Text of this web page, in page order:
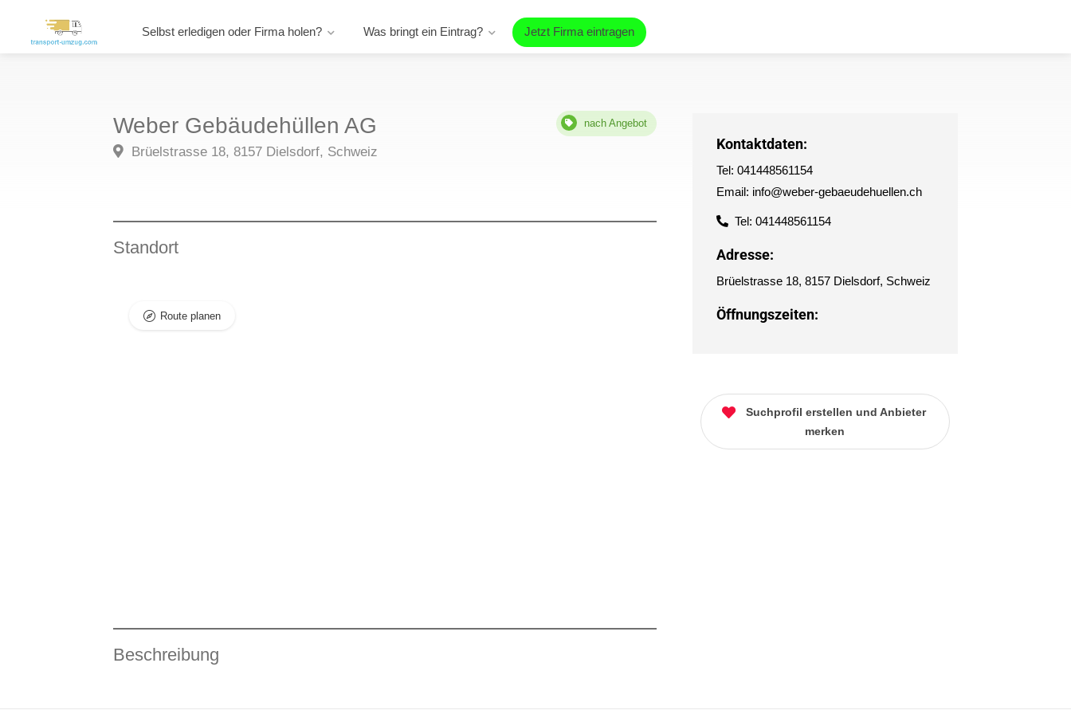
Selbst erledigen oder Firma holen? Was bringt ein Eintrag? Jetzt Firma eintragen
Weber Gebäudehüllen AG nach Angebot
Brüelstrasse 18, 8157 Dielsdorf, Schweiz
Standort
Route planen
Beschreibung
Kontaktdaten:
Tel: 041448561154
Email: info@weber-gebaeudehuellen.ch
Tel: 041448561154
Adresse:
Brüelstrasse 18, 8157 Dielsdorf, Schweiz
Öffnungszeiten:
Suchprofil erstellen und Anbieter
merken